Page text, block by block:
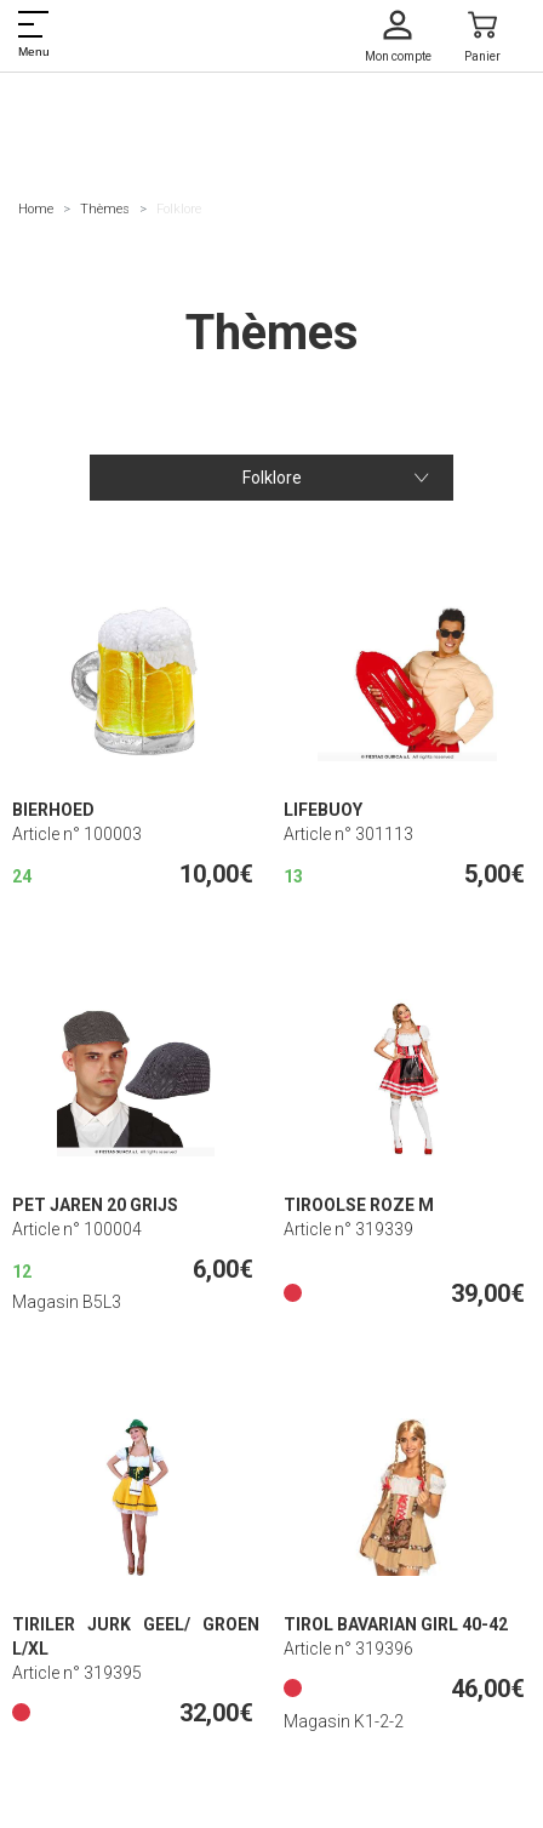
Menu Mon compte Panier
Home Thèmes Folklore
Thèmes
Folklore
BIERHOED
Article n° 100003
24 10,00€
LIFEBUOY
Article n° 301113
13 5,00€
PET JAREN 20 GRIJS
Article n° 100004
12 6,00€
Magasin B5L3
TIROOLSE ROZE M
Article n° 319339
39,00€
TIRILER JURK GEEL/ GROEN
L/XL
Article n° 319395
32,00€
TIROL BAVARIAN GIRL 40-42
Article n° 319396
46,00€
Magasin K1-2-2